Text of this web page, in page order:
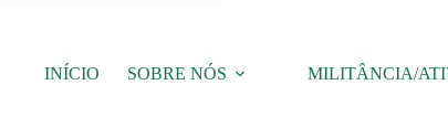
INÍCIO SOBRE NÓS MILITÂNCIA/